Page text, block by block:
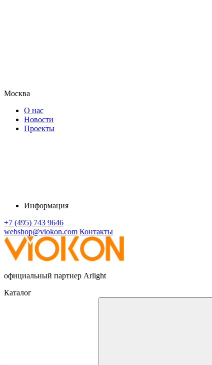
Москва
О нас
Новости
Проекты
Информация
+7 (495) 743 9646
webshop@viokon.com Контакты
официальный партнер Arlight
Каталог